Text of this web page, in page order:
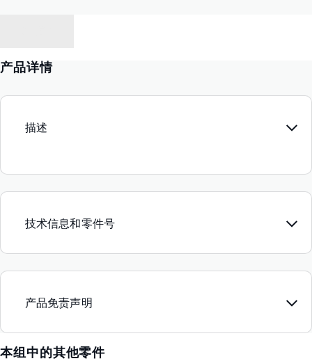
产品详情
描述
技术信息和零件号
产品免责声明
本组中的其他零件